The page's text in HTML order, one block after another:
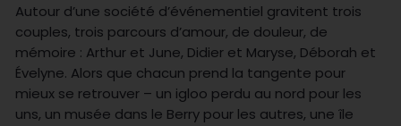
Autour d’une société d’événementiel gravitent trois
couples, trois parcours d’amour, de douleur, de
mémoire : Arthur et June, Didier et Maryse, Déborah et
Évelyne. Alors que chacun prend la tangente pour
mieux se retrouver – un igloo perdu au nord pour les
uns, un musée dans le Berry pour les autres, une île